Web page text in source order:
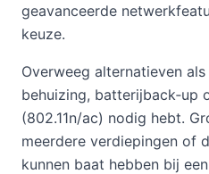
geavanceerde
keuze.
Overweeg alternatieven
behuizing, batterijback‑up
(802.11n/ac) nodig hebt.
meerdere verdiepingen of
kunnen baat hebben bij